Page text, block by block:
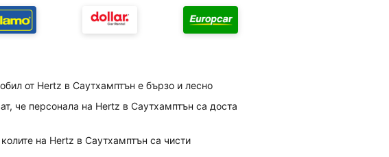
от Hertz в Саутхамптън е бързо и лесно
че персонала на Hertz в Саутхамптън са доста
колите на Hertz в Саутхамптън са чисти